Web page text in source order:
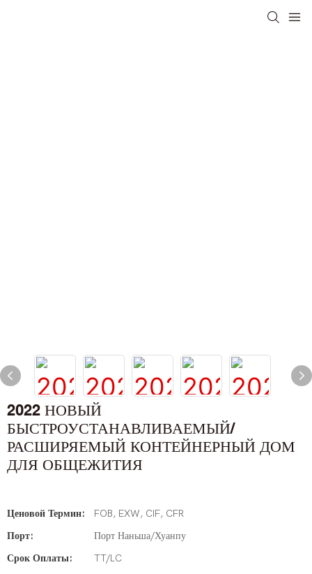
2022 НОВЫЙ
БЫСТРОУСТАНАВЛИВАЕМЫЙ/
РАСШИРЯЕМЫЙ КОНТЕЙНЕРНЫЙ ДОМ
ДЛЯ ОБЩЕЖИТИЯ
Ценовой Термин:
FOB, EXW, CIF, CFR
Порт:
Порт Наньша/Хуанпу
Срок Оплаты:
TT/LC